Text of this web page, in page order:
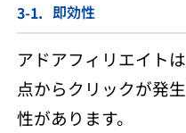
即効性
アドアフィリエイト
点からクリックが発
性があります。